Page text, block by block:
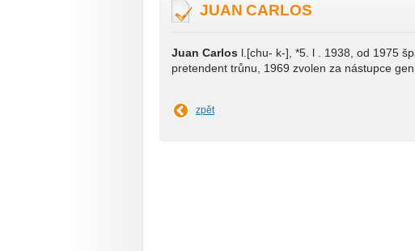
JUAN CARLOS
Juan Carlos l.[chu- k-], *5. l . 1938, od 1975
pretendent trůnu, 1969 zvolen za nástupce
zpět